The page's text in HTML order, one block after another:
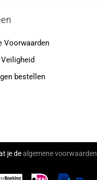
Voorwaarden
bestellen
je dealgemene voorwaarden